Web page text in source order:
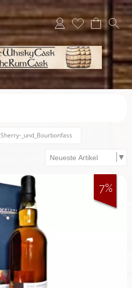
Sherry-_und_Bourbonfass
7%